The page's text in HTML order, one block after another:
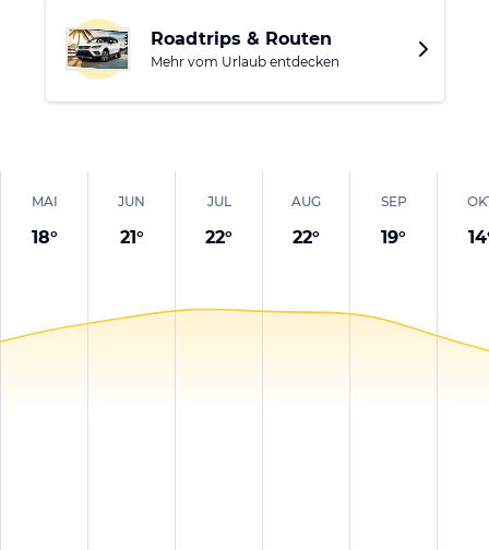
Roadtrips & Routen
Mehr vom Urlaub entdecken
MAI
18°
JUN
21°
JUL
22°
AUG
22°
SEP
19° 14